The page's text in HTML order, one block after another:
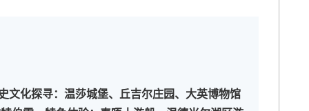
文化探寻：温莎城堡、丘吉尔庄园、大英博物馆